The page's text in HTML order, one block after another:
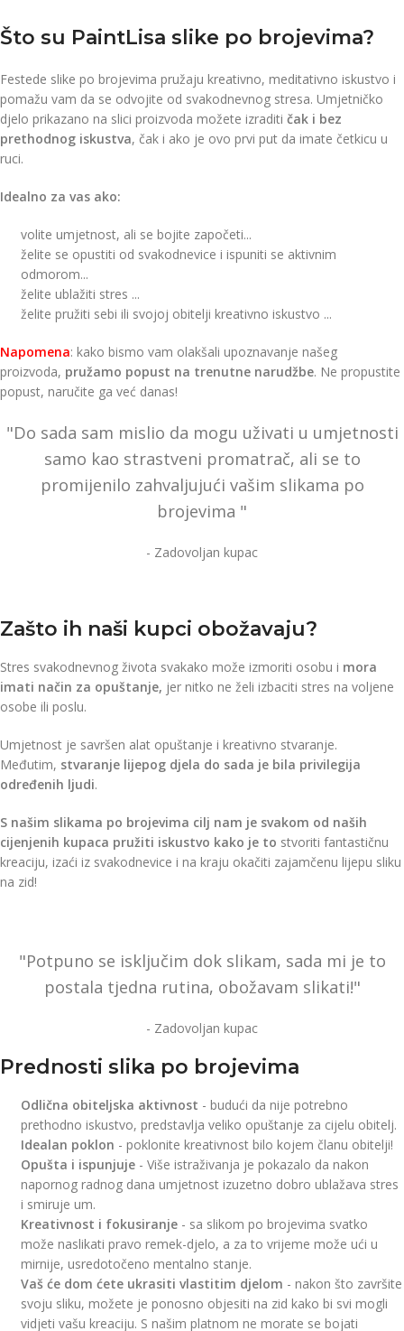
Što su PaintLisa slike po brojevima?
Festede slike po brojevima pružaju kreativno, meditativno iskustvo i
pomažu vam da se odvojite od svakodnevnog stresa. Umjetničko
djelo prikazano na slici proizvoda možete izraditi čak i bez
prethodnog iskustva, čak i ako je ovo prvi put da imate četkicu u
ruci.
Idealno za vas ako:
volite umjetnost, ali se bojite započeti...
želite se opustiti od svakodnevice i ispuniti se aktivnim
odmorom...
želite ublažiti stres ...
želite pružiti sebi ili svojoj obitelji kreativno iskustvo ...
Napomena: kako bismo vam olakšali upoznavanje našeg
proizvoda, pružamo popust na trenutne narudžbe. Ne propustite
popust, naručite ga već danas!
"Do sada sam mislio da mogu uživati u umjetnosti
samo kao strastveni promatrač, ali se to
promijenilo zahvaljujući vašim slikama po
brojevima "
- Zadovoljan kupac
Zašto ih naši kupci obožavaju?
Stres svakodnevnog života svakako može izmoriti osobu i mora
imati način za opuštanje, jer nitko ne želi izbaciti stres na voljene
osobe ili poslu.
Umjetnost je savršen alat opuštanje i kreativno stvaranje.
Međutim, stvaranje lijepog djela do sada je bila privilegija
određenih ljudi.
S našim slikama po brojevima cilj nam je svakom od naših
cijenjenih kupaca pružiti iskustvo kako je to stvoriti fantastičnu
kreaciju, izaći iz svakodnevice i na kraju okačiti zajamčenu lijepu sliku
na zid!
"Potpuno se isključim dok slikam, sada mi je to
postala tjedna rutina, obožavam slikati!"
- Zadovoljan kupac
Prednosti slika po brojevima
Odlična obiteljska aktivnost - budući da nije potrebno
prethodno iskustvo, predstavlja veliko opuštanje za cijelu obitelj.
Idealan poklon - poklonite kreativnost bilo kojem članu obitelji!
Opušta i ispunjuje- Više istraživanja je pokazalo da nakon
napornog radnog dana umjetnost izuzetno dobro ublažava stres
i smiruje um.
Kreativnost i fokusiranje- sa slikom po brojevima svatko
može naslikati pravo remek-djelo, a za to vrijeme može ući u
mirnije, usredotočeno mentalno stanje.
Vaš će dom ćete ukrasiti vlastitim djelom - nakon što završite
svoju sliku, možete je ponosno objesiti na zid kako bi svi mogli
vidjeti vašu kreaciju. S našim platnom ne morate se bojati